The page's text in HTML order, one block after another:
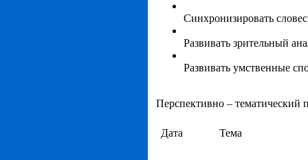
Синхронизировать
Развивать зрительный
Развивать умственные
Перспективно – тематический
Дата Тема